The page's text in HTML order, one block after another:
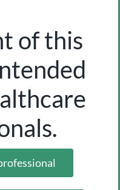
of this